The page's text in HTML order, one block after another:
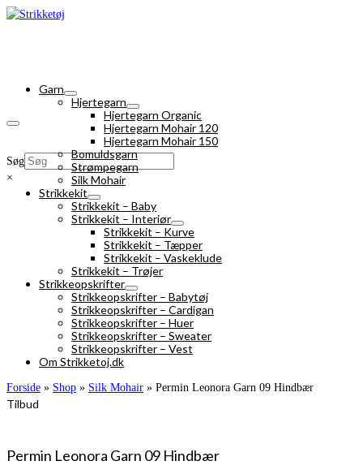
Søg
×
Garn
Hjertegarn
Hjertegarn Organic
Hjertegarn Mohair 120
Hjertegarn Mohair 150
Bomuldsgarn
Strømpegarn
Silk Mohair
Strikkekit
Strikkekit – Baby
Strikkekit – Interiør
Strikkekit – Kurve
Strikkekit – Tæpper
Strikkekit – Vaskeklude
Strikkekit – Trøjer
Strikkeopskrifter
Strikkeopskrifter – Babytøj
Strikkeopskrifter – Cardigan
Strikkeopskrifter – Huer
Strikkeopskrifter – Sweater
Strikkeopskrifter – Vest
Om Strikketoj.dk
Forside » Shop » Silk Mohair » Permin Leonora Garn 09 Hindbær
Tilbud
Permin Leonora Garn 09 Hindbær